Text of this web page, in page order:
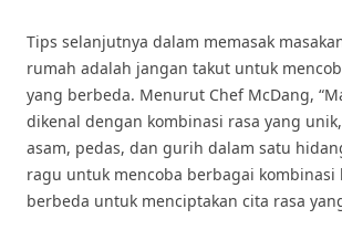
Tips selanjutnya dalam memasak
rumah adalah jangan takut untuk
yang berbeda. Menurut Chef McDang,
dikenal dengan kombinasi rasa yang
asam, pedas, dan gurih dalam satu
ragu untuk mencoba berbagai kombinasi
berbeda untuk menciptakan cita rasa